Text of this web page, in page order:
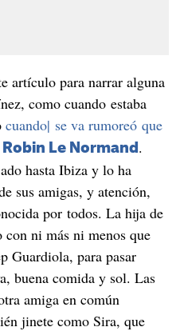
artículo para narrar alguna
como cuando estaba
cuando| se va rumoreó que
Robin Le Normand .
hasta Ibiza y lo ha
sus amigas, y atención,
por todos. La hija de
ni más ni menos que
Guardiola, para pasar
buena comida y sol. Las
amiga en común
jinete como Sira, que